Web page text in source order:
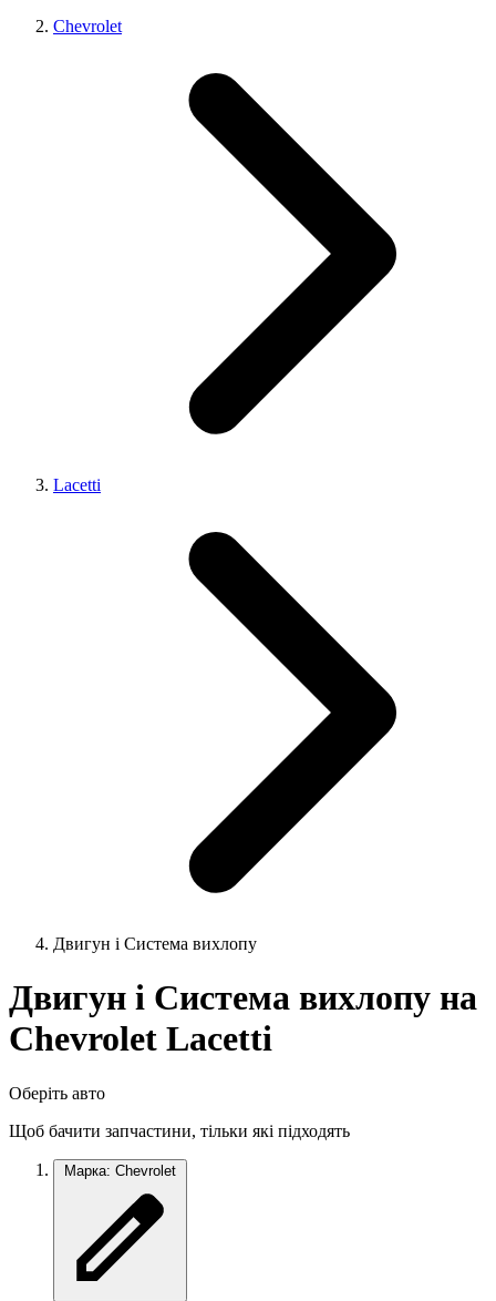
Chevrolet
Lacetti
Двигун і Система вихлопу
Двигун і Система вихлопу на
Chevrolet Lacetti
Оберіть авто
Щоб бачити запчастини, тільки які підходять
Марка: Chevrolet